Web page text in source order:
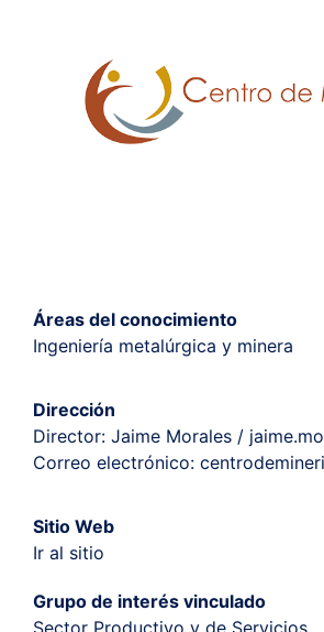
Áreas del conocimiento
Ingeniería metalúrgica y minera
Dirección
Director: Jaime Morales /
Correo electrónico:
Sitio Web
Ir al sitio
Grupo de interés vinculado